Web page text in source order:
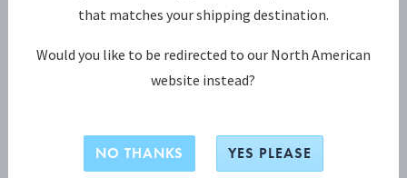
OXIDERAT STERLINGSILVER
that matches your shipping destination.
Would you like to be redirected to our North American
website instead?
NO THANKS YES PLEASE